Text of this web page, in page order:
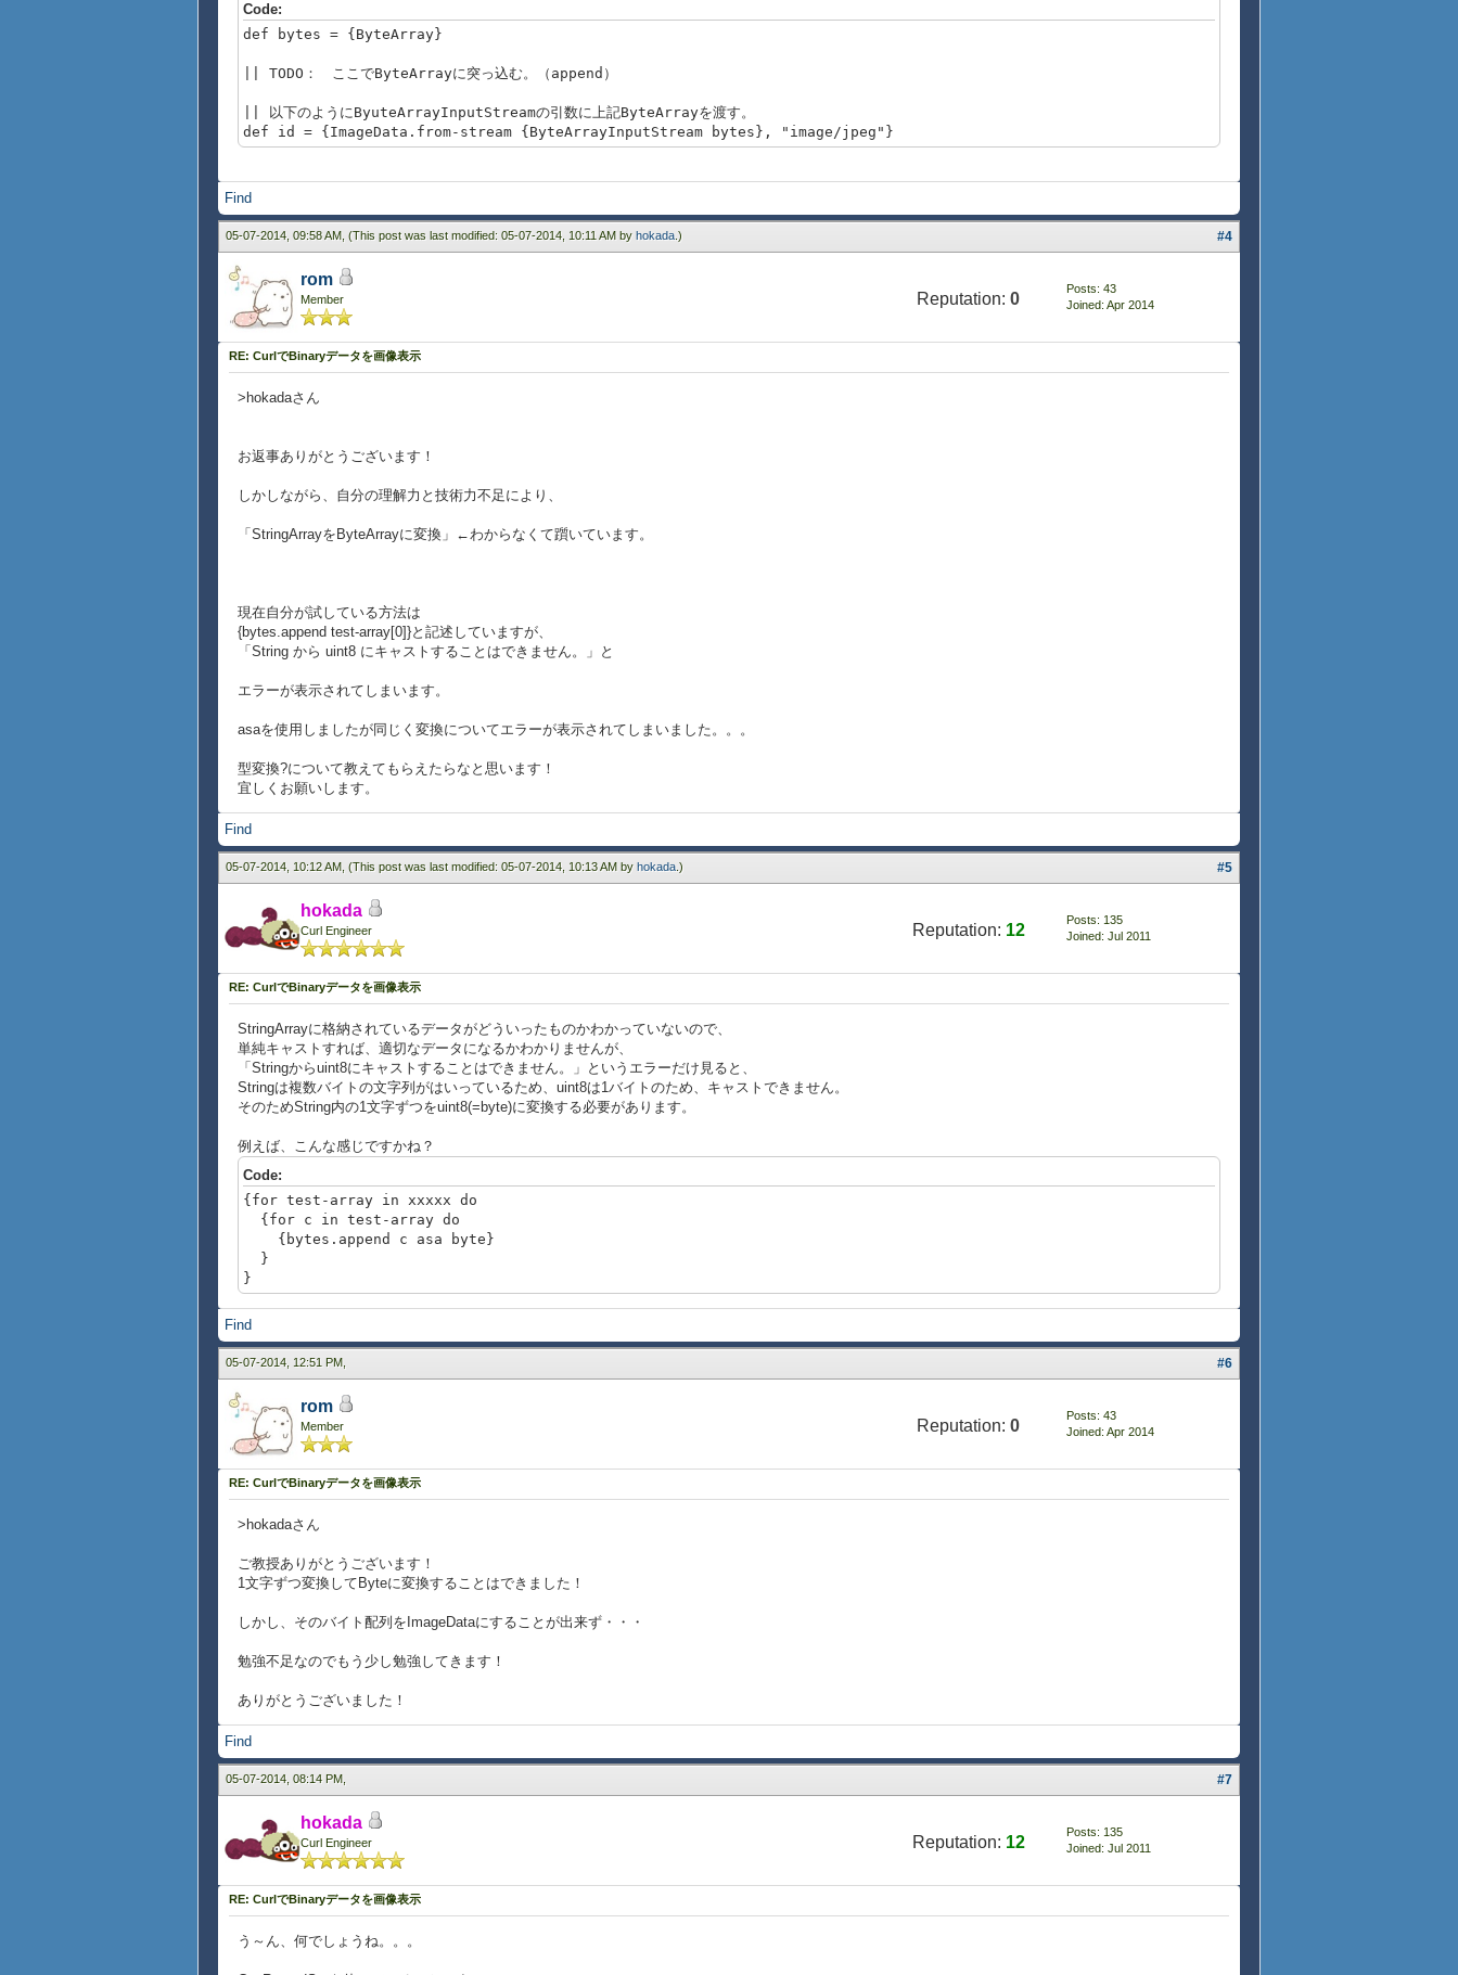
Code:
def bytes = {ByteArray}
|| TODO： ここでByteArrayに突っ込む。（append）
|| 以下のようにByuteArrayInputStreamの引数に上記ByteArrayを渡す。
def id = {ImageData.from-stream {ByteArrayInputStream bytes}, "image/jpeg"}
Find
05-07-2014, 09:58 AM, (This post was last modified: 05-07-2014, 10:11 AM by hokada .) #4
rom
Member Reputation: 0
Posts: 43
Joined: Apr 2014
RE: CurlでBinaryデータを画像表示
>hokadaさん
お返事ありがとうございます！
しかしながら、自分の理解力と技術力不足により、
「StringArrayをByteArrayに変換」←わからなくて躓いています。
現在自分が試している方法は
{bytes.append test-array[0]}と記述していますが、
「String から uint8 にキャストすることはできません。」と
エラーが表示されてしまいます。
asaを使用しましたが同じく変換についてエラーが表示されてしまいました。。。
型変換?について教えてもらえたらなと思います！
宜しくお願いします。
Find
05-07-2014, 10:12 AM, (This post was last modified: 05-07-2014, 10:13 AM by hokada .) #5
hokada
Curl Engineer Reputation: 12
Posts: 135
Joined: Jul 2011
RE: CurlでBinaryデータを画像表示
StringArrayに格納されているデータがどういったものかわかっていないので、
単純キャストすれば、適切なデータになるかわかりませんが、
「Stringからuint8にキャストすることはできません。」というエラーだけ見ると、
Stringは複数バイトの文字列がはいっているため、uint8は1バイトのため、キャストできません。
そのためString内の1文字ずつをuint8(=byte)に変換する必要があります。
例えば、こんな感じですかね？
Code:
{for test-array in xxxxx do
{for c in test-array do
{bytes.append c asa byte}
}
}
Find
05-07-2014, 12:51 PM, #6
rom
Member Reputation: 0
Posts: 43
Joined: Apr 2014
RE: CurlでBinaryデータを画像表示
>hokadaさん
ご教授ありがとうございます！
1文字ずつ変換してByteに変換することはできました！
しかし、そのバイト配列をImageDataにすることが出来ず・・・
勉強不足なのでもう少し勉強してきます！
ありがとうございました！
Find
05-07-2014, 08:14 PM, #7
hokada
Curl Engineer Reputation: 12
Posts: 135
Joined: Jul 2011
RE: CurlでBinaryデータを画像表示
う～ん、何でしょうね。。。